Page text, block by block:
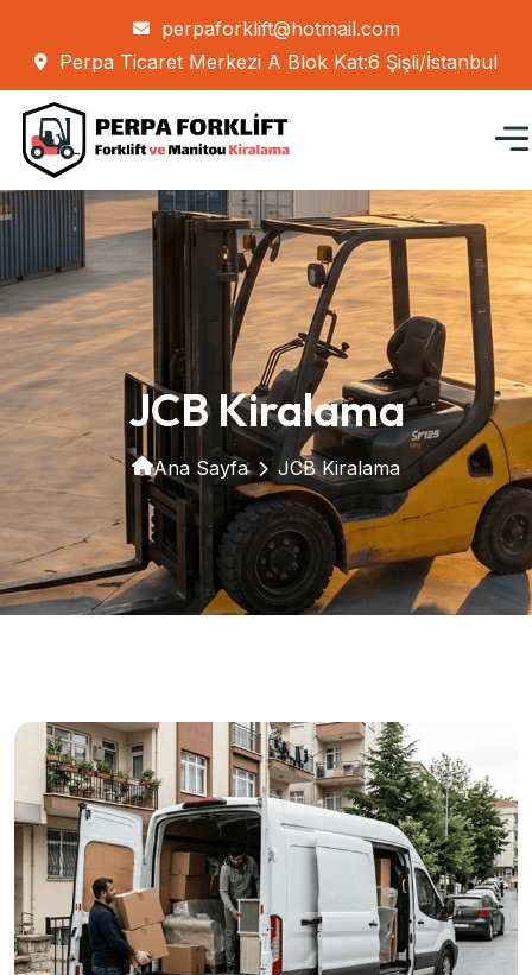
perpaforklift@hotmail.com
Perpa Ticaret Merkezi A Blok Kat:6 Şişli/İstanbul
JCB Kiralama
Ana Sayfa JCB Kiralama